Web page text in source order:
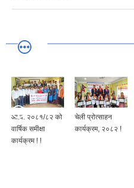
आ.व. २०८१/८२ को
वार्षिक समीक्षा
कार्यक्रम ! !
चेली प्रोत्साहन
कार्यक्रम, २०८२ !